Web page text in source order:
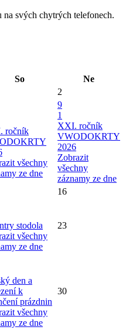
na svých chytrých telefonech.
So
Ne
2
ročník
všechny
ze dne
9
1
XXI. ročník
VWODOKRTY
2026
Zobrazit
všechny
záznamy ze dne
16
stodola
všechny
ze dne
23
den a
k
prázdnin
všechny
ze dne
30